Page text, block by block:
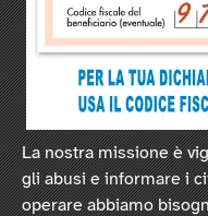
La nostra missione è
gli abusi e informare i
operare abbiamo